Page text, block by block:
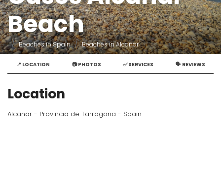
Beach
Beaches in Spain Beaches in Alcanar
📍 LOCATION 📷 PHOTOS ✅ SERVICES 🗣️ REVIEWS
Location
Alcanar - Provincia de Tarragona - Spain